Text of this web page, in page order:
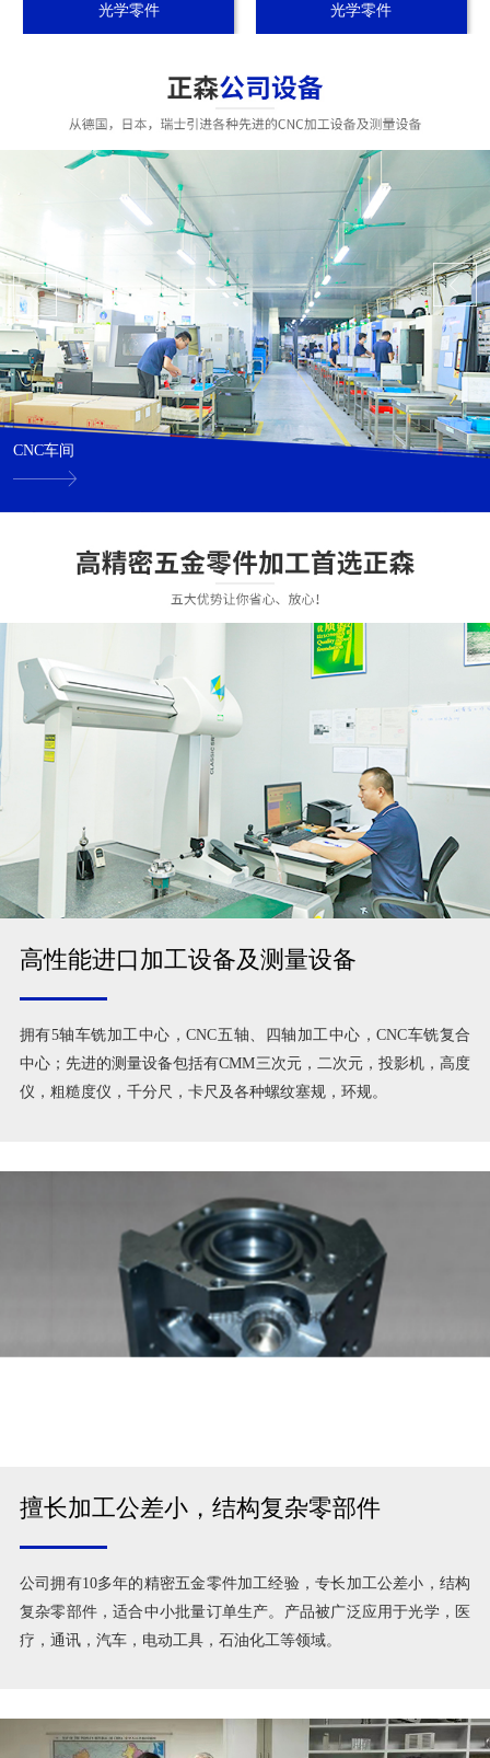
光学零件 光学零件
CNC车间
高性能进口加工设备及测量设备
拥有5轴车铣加工中心，CNC五轴、四轴加工中心，CNC车铣复合
中心；先进的测量设备包括有CMM三次元，二次元，投影机，高度
仪，粗糙度仪，千分尺，卡尺及各种螺纹塞规，环规。
擅长加工公差小，结构复杂零部件
公司拥有10多年的精密五金零件加工经验，专长加工公差小，结构
复杂零部件，适合中小批量订单生产。产品被广泛应用于光学，医
疗，通讯，汽车，电动工具，石油化工等领域。